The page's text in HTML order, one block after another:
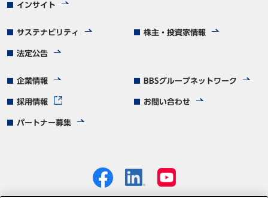
インサイト
サステナビリティ 株主・投資家情報
法定公告
企業情報 BBSグループネットワーク
採用情報 お問い合わせ
パートナー募集